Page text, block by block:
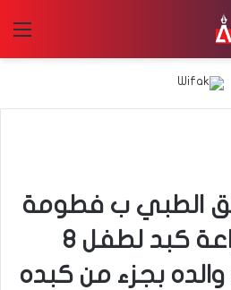
الطبي ب فطومة
بورقيبة في زراعة كبد لطفل 8
بجزء من كبده